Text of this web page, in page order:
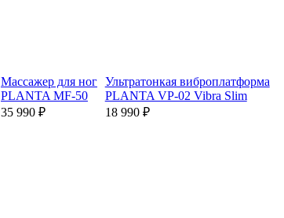
Массажер для ног
PLANTA MF-50
35 990 ₽
Ультратонкая виброплатформа
PLANTA VP-02 Vibra Slim
18 990 ₽